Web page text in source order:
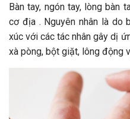
Bàn tay, ngón tay, lòng bàn
cơ địa . Nguyên nhân là do
xúc với các tác nhân gây dị
xà pòng, bột giặt, lông động